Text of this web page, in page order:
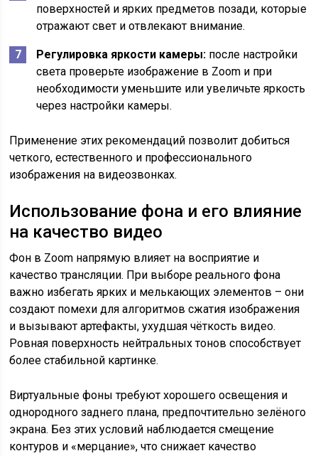
поверхностей и ярких предметов позади, которые
отражают свет и отвлекают внимание.
Регулировка яркости камеры: после настройки
света проверьте изображение в Zoom и при
необходимости уменьшите или увеличьте яркость
через настройки камеры.
Применение этих рекомендаций позволит добиться
четкого, естественного и профессионального
изображения на видеозвонках.
Использование фона и его влияние
на качество видео
Фон в Zoom напрямую влияет на восприятие и
качество трансляции. При выборе реального фона
важно избегать ярких и мелькающих элементов – они
создают помехи для алгоритмов сжатия изображения
и вызывают артефакты, ухудшая чёткость видео.
Ровная поверхность нейтральных тонов способствует
более стабильной картинке.
Виртуальные фоны требуют хорошего освещения и
однородного заднего плана, предпочтительно зелёного
экрана. Без этих условий наблюдается смещение
контуров и «мерцание», что снижает качество